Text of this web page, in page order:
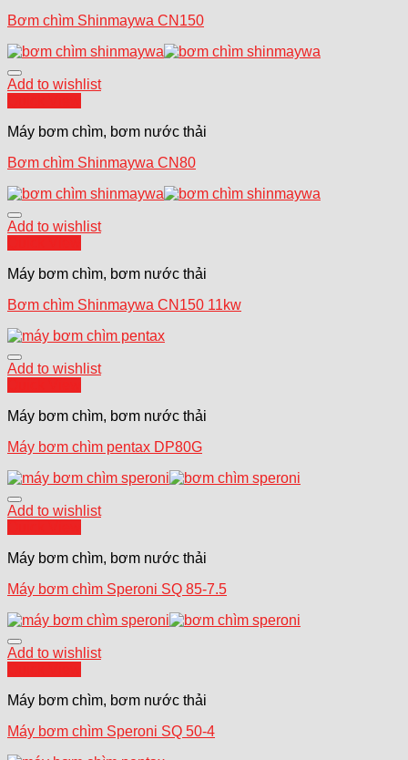
Bơm chìm Shinmaywa CN150
Add to wishlist
Máy bơm chìm, bơm nước thải
Bơm chìm Shinmaywa CN80
Add to wishlist
Máy bơm chìm, bơm nước thải
Bơm chìm Shinmaywa CN150 11kw
Add to wishlist
Máy bơm chìm, bơm nước thải
Máy bơm chìm pentax DP80G
Add to wishlist
Máy bơm chìm, bơm nước thải
Máy bơm chìm Speroni SQ 85-7.5
Add to wishlist
Máy bơm chìm, bơm nước thải
Máy bơm chìm Speroni SQ 50-4